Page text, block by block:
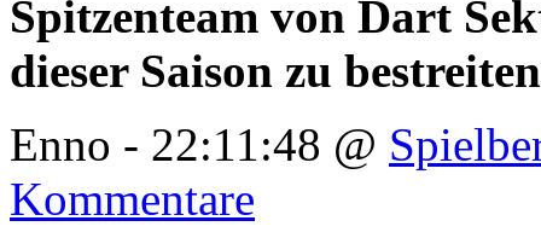
Spitzenteam von Dart
dieser Saison zu bestreiten
Enno - 22:11:48 @
Kommentare